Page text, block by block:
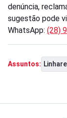
denúncia,
sugestão pode
WhatsApp: (28)
Assuntos: